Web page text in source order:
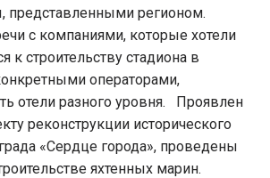
представленными регионом.
с компаниями, которые хотели
к строительству стадиона в
операторами,
отели разного уровня. Проявлен
реконструкции исторического
«Сердце города», проведены
яхтенных марин.